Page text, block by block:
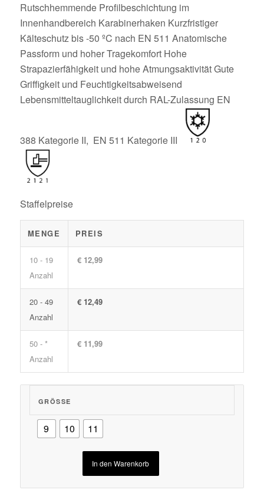
Rutschhemmende Profilbeschichtung im
Innenhandbereich Karabinerhaken Kurzfristiger
Kälteschutz bis -50 ºC nach EN 511 Anatomische
Passform und hoher Tragekomfort Hohe
Strapazierfähigkeit und hohe Atmungsaktivität Gute
Griffigkeit und Feuchtigkeitsabweisend
Lebensmitteltauglichkeit durch RAL-Zulassung EN
388 Kategorie II, EN 511 Kategorie III
Staffelpreise
MENGE PREIS
10 - 19
Anzahl
€ 12,99
20 - 49
Anzahl
€ 12,49
50 - *
Anzahl
€ 11,99
GRÖSSE
9 10 11
In den Warenkorb